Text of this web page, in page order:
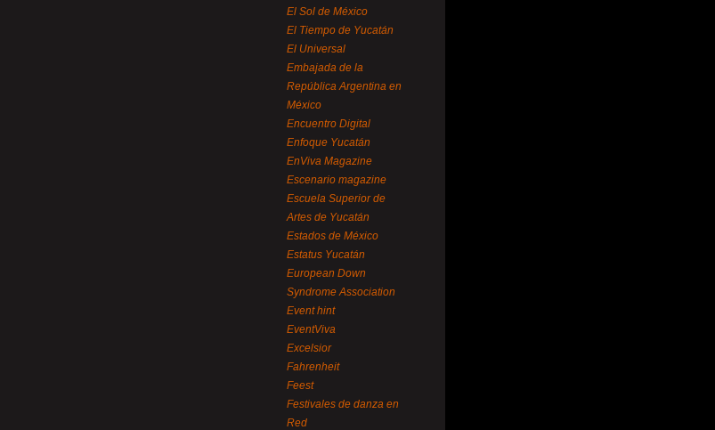
El Sol de México
El Tiempo de Yucatán
El Universal
Embajada de la
República Argentina en
México
Encuentro Digital
Enfoque Yucatán
EnViva Magazine
Escenario magazine
Escuela Superior de
Artes de Yucatán
Estados de México
Estatus Yucatán
European Down
Syndrome Association
Event hint
EventViva
Excelsior
Fahrenheit
Feest
Festivales de danza en
Red